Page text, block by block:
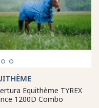
Equithème TYREX
1200D Combo